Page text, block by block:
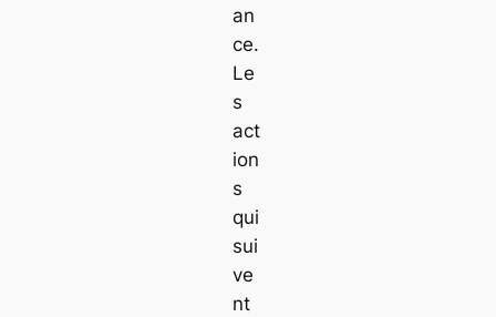
an
ce.
Le
s
act
ion
s
qui
sui
ve
nt